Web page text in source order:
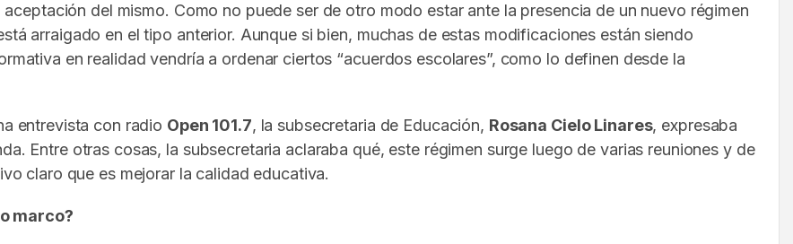
del mismo. Como no puede ser de otro modo estar ante la presencia de un nuevo régimen
arraigado en el tipo anterior. Aunque si bien, muchas de estas modificaciones están siendo
en realidad vendría a ordenar ciertos “acuerdos escolares”, como lo definen desde la
entrevista con radio Open 101.7, la subsecretaria de Educación, Rosana Cielo Linares, expresaba
Entre otras cosas, la subsecretaria aclaraba qué, este régimen surge luego de varias reuniones y de
claro que es mejorar la calidad educativa.
marco?